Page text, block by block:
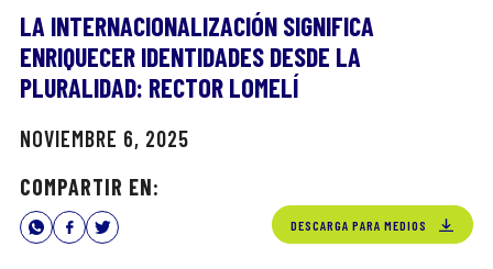
LA INTERNACIONALIZACIÓN SIGNIFICA
ENRIQUECER IDENTIDADES DESDE LA
PLURALIDAD: RECTOR LOMELÍ
NOVIEMBRE 6, 2025
COMPARTIR EN:
DESCARGA PARA MEDIOS